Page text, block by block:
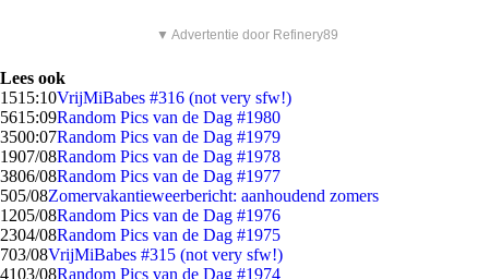
▼ Advertentie door Refinery89
Lees ook
1515:10VrijMiBabes #316 (not very sfw!)
5615:09Random Pics van de Dag #1980
3500:07Random Pics van de Dag #1979
1907/08Random Pics van de Dag #1978
3806/08Random Pics van de Dag #1977
505/08Zomervakantieweerbericht: aanhoudend zomers
1205/08Random Pics van de Dag #1976
2304/08Random Pics van de Dag #1975
703/08VrijMiBabes #315 (not very sfw!)
4103/08Random Pics van de Dag #1974